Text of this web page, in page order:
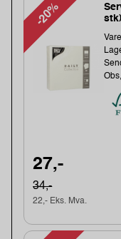
-20%
stk)
27,-
34,-
22,- Eks. Mva.